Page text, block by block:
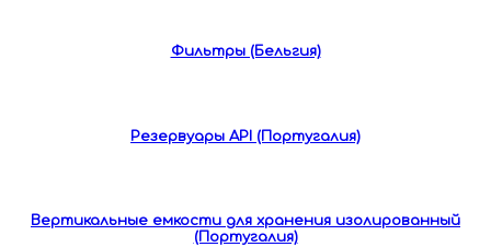
Фильтры (Бельгия)
Резервуары API (Португалия)
Вертикальные емкости для хранения изолированный
(Португалия)